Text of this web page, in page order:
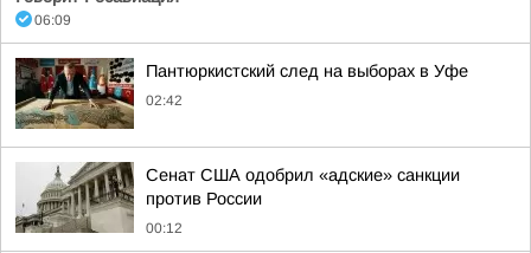
06:09
Пантюркистский след на выборах в Уфе
02:42
Сенат США одобрил «адские» санкции
против России
00:12